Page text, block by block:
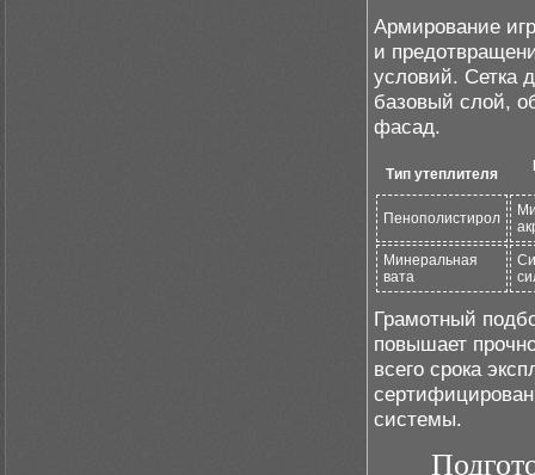
Армирование
и
условий. Сетка
базовый слой,
фасад.
Тип утеплителя
Пенополистирол
Минеральная
вата
Грамотный
повышает
всего срока
системы.